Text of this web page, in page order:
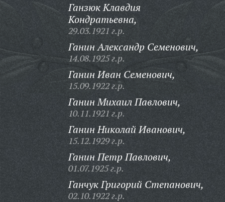
Ганзюк Клавдия
Кондратьевна,
29.03.1921 г.р.
Ганин Александр Семенович,
14.08.1925 г.р.
Ганин Иван Семенович,
15.09.1922 г.р.
Ганин Михаил Павлович,
10.11.1921 г.р.
Ганин Николай Иванович,
15.12.1929 г.р.
Ганин Петр Павлович,
01.07.1925 г.р.
Ганчук Григорий Степанович,
02.10.1922 г.р.